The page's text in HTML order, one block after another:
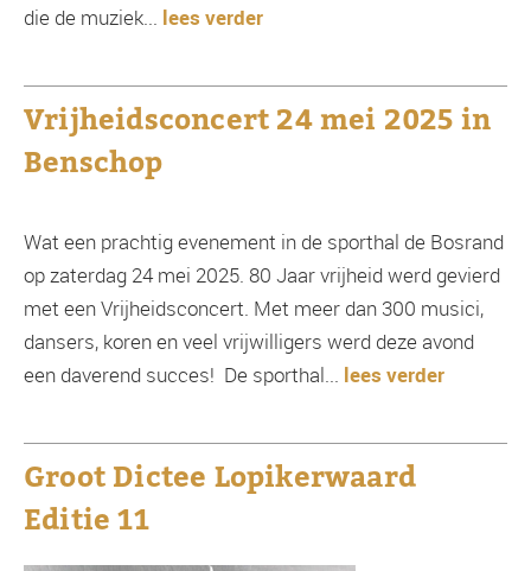
die de muziek... lees verder
Vrijheidsconcert 24 mei 2025 in
Benschop
Wat een prachtig evenement in de sporthal de Bosrand
op zaterdag 24 mei 2025. 80 Jaar vrijheid werd gevierd
met een Vrijheidsconcert. Met meer dan 300 musici,
dansers, koren en veel vrijwilligers werd deze avond
een daverend succes! De sporthal... lees verder
Groot Dictee Lopikerwaard
Editie 11